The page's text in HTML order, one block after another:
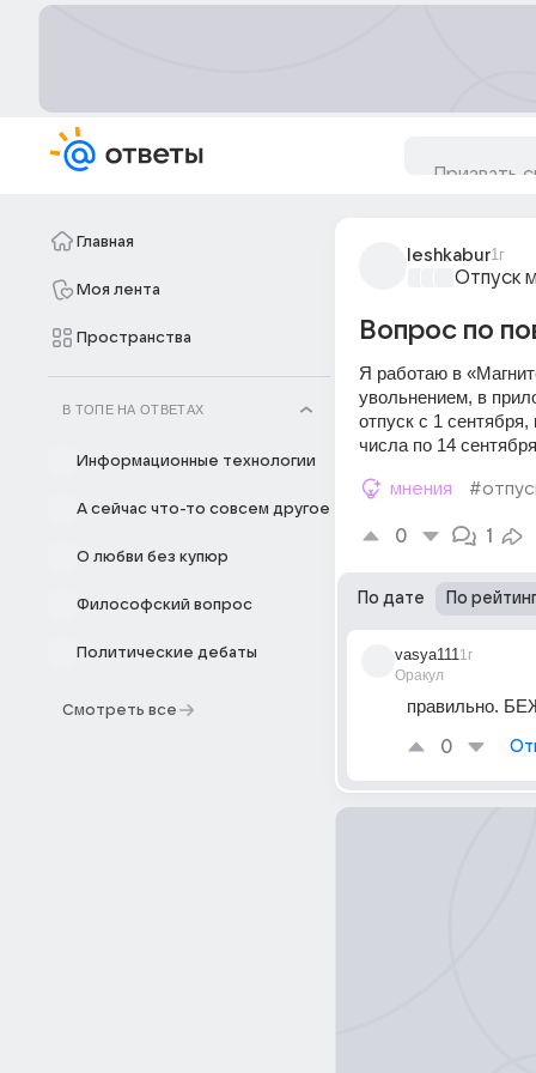
Главная
Моя лента
Пространства
В ТОПЕ НА ОТВЕТАХ
Информационные технологии
А сейчас что-то совсем другое
О любви без купюр
Философский вопрос
Политические дебаты
Смотреть все
leshkabur1г
Отпуск
Вопрос по
Я работаю в
увольнением, в
отпуск с 1
числа по 14
мнения
0 1
По дате По
vasya111
Оракул
1г
правильно.
0